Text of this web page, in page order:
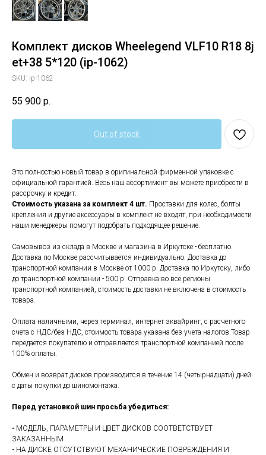
Комплект дисков Wheelegend VLF10 R18 8j
et+38 5*120 (ip-1062)
SKU: ip-1062
55 900 р.
Out of stock
Это полностью новый товар в оригинальной фирменной упаковке с
официальной гарантией. Весь наш ассортимент вы можете приобрести в
рассрочку и кредит.
Стоимость указана за комплект 4 шт. Проставки для колес, болты
крепления и другие аксессуары в комплект не входят, при необходимости
наши менеджеры помогут подобрать подходящее решение.
Самовывоз из склада в Москве и магазина в Иркутске - бесплатно.
Доставка по Москве рассчитывается индивидуально. Доставка до
транспортной компании в Москве от 1000 р. Доставка по Иркутску, либо
до транспортной компании - 500 р. Отправка во все регионы
транспортной компанией, стоимость доставки не включена в стоимость
товара.
Оплата наличными, через терминал, интернет эквайринг, с расчетного
счета с НДС/без НДС, стоимость товара указана без учета налогов.Товар
передается покупателю и отправляется транспортной компанией после
100% оплаты.
Обмен и возврат дисков производится в течение 14 (четырнадцати) дней
с даты покупки до шиномонтажа.
Перед установкой шин просьба убедиться:
• МОДЕЛЬ, ПАРАМЕТРЫ И ЦВЕТ ДИСКОВ СООТВЕТСТВУЕТ
ЗАКАЗАННЫМ
• НА ДИСКЕ ОТСУТСТВУЮТ МЕХАНИЧЕСКИЕ ПОВРЕЖДЕНИЯ И